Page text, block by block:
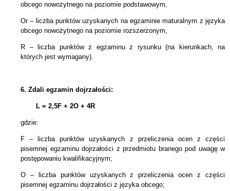
obcego nowożytnego na poziomie podstawowym,
Or – liczba punktów uzyskanych na egzaminie maturalnym z języka
obcego nowożytnego na poziomie rozszerzonym,
R – liczba punktów z egzaminu z rysunku (na kierunkach, na
których jest wymagany).
6. Zdali egzamin dojrzałości:
L = 2,5F + 2O + 4R
gdzie:
F – liczba punktów uzyskanych z przeliczenia ocen z części
pisemnej egzaminu dojrzałości z przedmiotu branego pod uwagę w
postępowaniu kwalifikacyjnym;
O – liczba punktów uzyskanych z przeliczenia ocen z części
pisemnej egzaminu dojrzałości z języka obcego;